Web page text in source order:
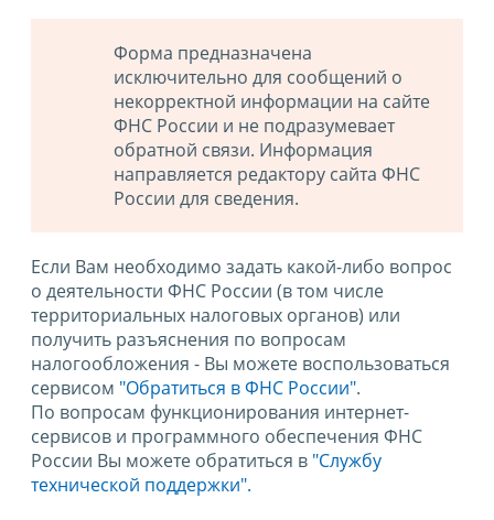
Форма предназначена
исключительно для сообщений о
некорректной информации на сайте
ФНС России и не подразумевает
обратной связи. Информация
направляется редактору сайта ФНС
России для сведения.
Если Вам необходимо задать какой-либо вопрос
о деятельности ФНС России (в том числе
территориальных налоговых органов) или
получить разъяснения по вопросам
налогообложения - Вы можете воспользоваться
сервисом "Обратиться в ФНС России".
По вопросам функционирования интернет-
сервисов и программного обеспечения ФНС
России Вы можете обратиться в "Службу
технической поддержки".